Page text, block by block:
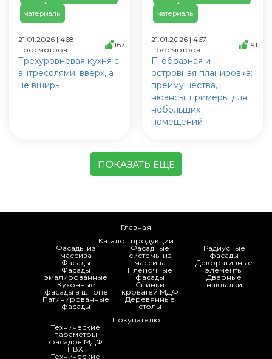
материалы
21.01.2026 | 468
просмотров |
167
Трехуровневая кухня с
антресолями: вверх, а
не вширь
материалы
21.01.2026 | 467
просмотров |
191
П-образная и
островная планировка:
преимущества,
нюансы, примеры для
небольших
помещений
ПОКАЗАТЬ ЕЩЕ
Главная
Каталог продукции
Фасады из
массива
Фасады
Фасады
эмалированные
Кухонные
фасады в шпоне
Патинированные
фасады
Фасадные
системы из
массива
Пленочные
фасады
Спинки
кроватей МДФ
Деревянные
столы
Радиусные
фасады
Декоративные
элементы
Дверные
накладки
Покупателю
Технические
параметры
фасадов МДФ
ПВХ
Технические